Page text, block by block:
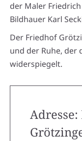
der Maler
Bildhauer Karl
Der Friedhof
und der Ruhe, der
widerspiegelt.